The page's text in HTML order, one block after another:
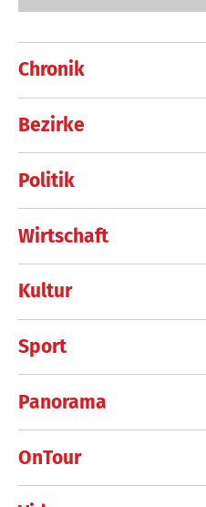
Chronik
Bezirke
Politik
Wirtschaft
Kultur
Sport
Panorama
OnTour